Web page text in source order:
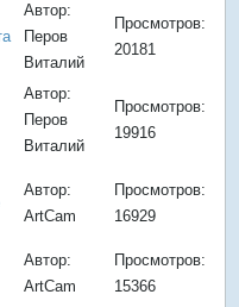
Автор:
Перов
Виталий
Просмотров:
20181
Автор:
Перов
Виталий
Просмотров:
19916
Автор:
ArtCam
Просмотров:
16929
Автор:
ArtCam
Просмотров:
15366